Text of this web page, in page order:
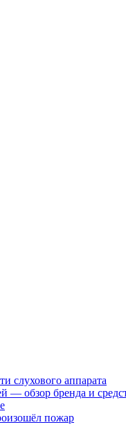
слухового аппарата
— обзор бренда и
пожар